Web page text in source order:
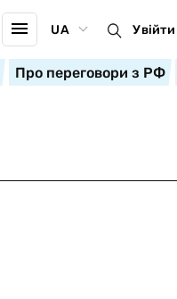
UA Увійти
Про переговори з РФ